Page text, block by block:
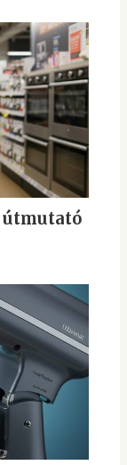
útmutató